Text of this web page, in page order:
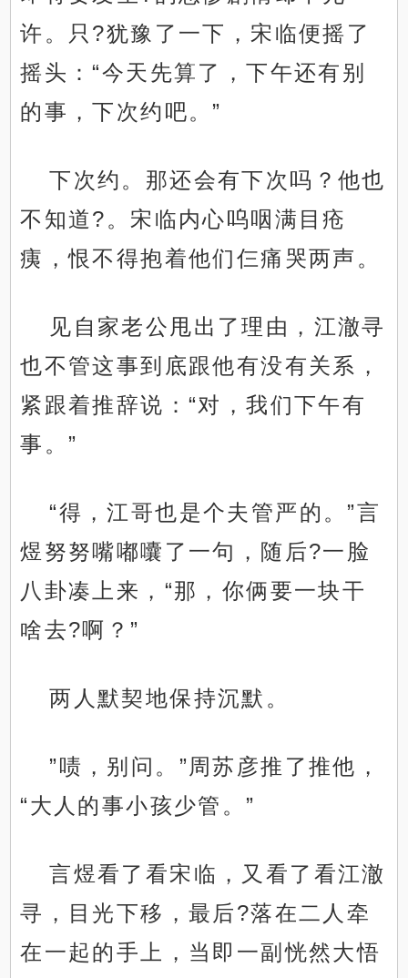
许。只?犹豫了一下，宋临便摇了
摇头：“今天先算了，下午还有别
的事，下次约吧。”
下次约。那还会有下次吗？他也
不知道?。宋临内心呜咽满目疮
痍，恨不得抱着他们仨痛哭两声。
见自家老公甩出了理由，江澈寻
也不管这事到底跟他有没有关系，
紧跟着推辞说：“对，我们下午有
事。”
“得，江哥也是个夫管严的。”言
煜努努嘴嘟囔了一句，随后?一脸
八卦凑上来，“那，你俩要一块干
啥去?啊？”
两人默契地保持沉默。
”啧，别问。”周苏彦推了推他，
“大人的事小孩少管。”
言煜看了看宋临，又看了看江澈
寻，目光下移，最后?落在二人牵
在一起的手上，当即一副恍然大悟